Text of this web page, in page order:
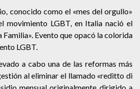
conocido como el «mes del orgullo»
movimiento LGBT, en Italia nació el
Familia». Evento que opacó la colorida
LGBT.
a cabo una de las reformas más
al eliminar el llamado «reditto di